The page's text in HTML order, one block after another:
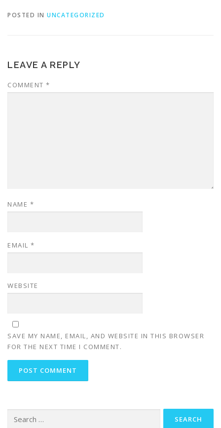
POSTED IN UNCATEGORIZED
LEAVE A REPLY
COMMENT *
NAME *
EMAIL *
WEBSITE
SAVE MY NAME, EMAIL, AND WEBSITE IN THIS BROWSER
FOR THE NEXT TIME I COMMENT.
for: